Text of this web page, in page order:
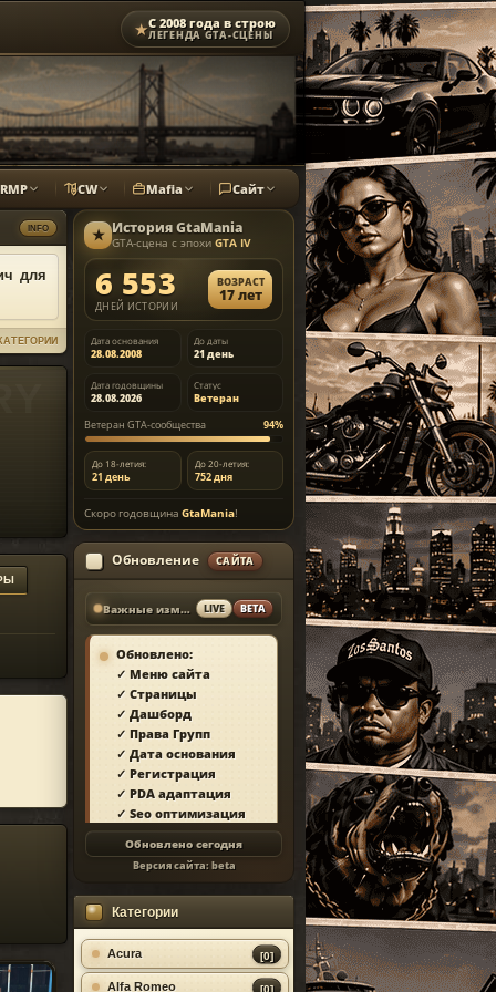
★С 2008 года в строю
ЛЕГЕНДА GTA-СЦЕНЫ
CW Mafia Сайт
INFO
для
★ ИсторияGtaMania
GTA-сцена с эпохи GTA IV
6 553
ДНЕЙ ИСТОРИИ
ВОЗРАСТ
17 лет
Дата основания
28.08.2008
До даты
21 день
Дата годовщины
28.08.2026
Статус
Ветеран
Ветеран GTA-сообщества
94%
До 18-летия:
21 день
До 20-летия:
752 дня
Скоро годовщинаGtaMania!
Обновление САЙТА
Важные изменения LIVE BETA
Обновлено:
✓ Меню сайта
✓ Страницы
✓ Дашборд
✓ Права Групп
✓ Дата основания
✓ Регистрация
✓ PDA адаптация
✓ Seo оптимизация
✓ Загрузка страниц
✓ Моды
✓ Главная
✓ Репутация
✓ Золотой коммент
✓ Футер
✓ Форум
Обновлено сегодня
Версия сайта:beta
Категории
Acura [0]
Alfa Romeo [0]